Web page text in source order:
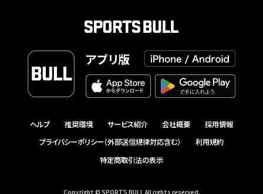
アプリ版
ヘルプ 推奨環境 サービス紹介 会社概要
採用情報
プライバシーポリシー（外部送信規律対応含む）
利用規約
特定商取引法の表示
Copyright © SPORTS BULL All rights reserved.